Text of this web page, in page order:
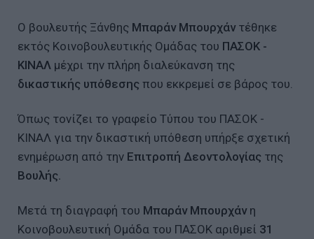
Ο βουλευτής Ξάνθης Μπαράν Μπουρχάντέθηκε
εκτός Κοινοβουλευτικής Ομάδας του ΠΑΣΟΚ -
ΚΙΝΑΛ μέχρι την πλήρη διαλεύκανση της
δικαστικής υπόθεσης που εκκρεμεί σε βάρος του.
Όπως τονίζει το γραφείο Τύπου του ΠΑΣΟΚ -
ΚΙΝΑΛ για την δικαστική υπόθεση υπήρξε σχετική
ενημέρωση από την Επιτροπή Δεοντολογίας της
Βουλής.
Μετά τη διαγραφή του Μπαράν Μπουρχάν η
Κοινοβουλευτική Ομάδα του ΠΑΣΟΚ αριθμεί 31